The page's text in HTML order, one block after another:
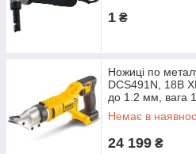
1 ₴
Ножиці по
DCS491N, 18В
до 1.2 мм, вага
зарядного
Немає в
24 199 ₴